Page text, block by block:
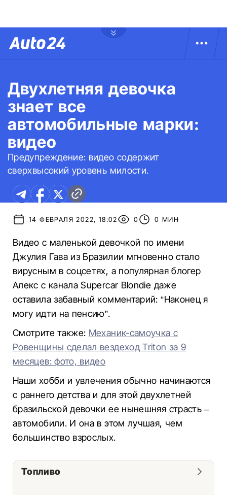
Двухлетняя девочка
знает все
автомобильные марки:
видео
Предупреждение: видео содержит
сверхвысокий уровень милости.
14 ФЕВРАЛЯ 2022, 18:02 0 0 МИН
Видео с маленькой девочкой по имени
Джулия Гава из Бразилии мгновенно стало
вирусным в соцсетях, а популярная блогер
Алекс с канала Supercar Blondie даже
оставила забавный комментарий: “Наконец я
могу идти на пенсию”.
Смотрите также: Механик-самоучка с
Ровенщины сделал вездеход Triton за 9
месяцев: фото, видео
Наши хобби и увлечения обычно начинаются
с раннего детства и для этой двухлетней
бразильской девочки ее нынешняя страсть –
автомобили. И она в этом лучшая, чем
большинство взрослых.
Топливо